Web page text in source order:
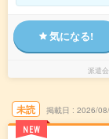
気になる!
派遣
未読
NEW
掲載日 2026/